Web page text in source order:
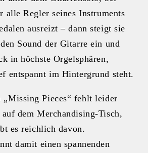
alle Regler seines Instruments
ausreizt – dann steigt sie
Sound der Gitarre ein und
in höchste Orgelsphären,
entspannt im Hintergrund steht.
„Missing Pieces“ fehlt leider
dem Merchandising-Tisch,
es reichlich davon.
damit einen spannenden